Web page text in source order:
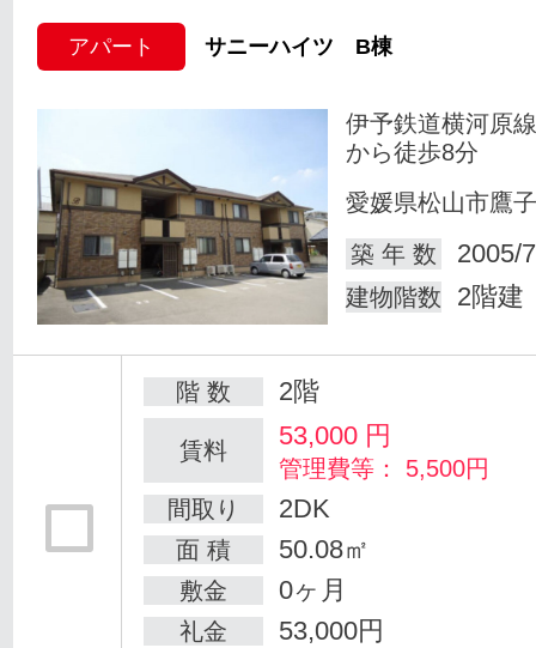
アパート サニーハイツ B棟
伊予鉄道横河原
から徒歩8分
愛媛県松山市鷹
築 年 数
2005/
建物階数 2階建
階 数 2階
賃料 53,000 円
管理費等： 5,500円
間取り
2DK
面 積 50.08㎡
敷金 0ヶ月
礼金 53,000円